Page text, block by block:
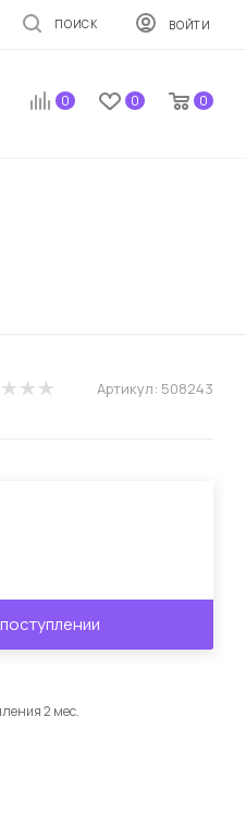
ВОЙТИ
ПОИСК
0 0 0
Артикул: 508243
2 мес.